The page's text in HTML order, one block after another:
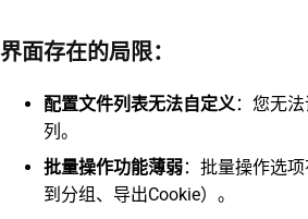
界面存在的局限：
配置文件列表无法自定义：您无
列。
批量操作功能薄弱：批量操作选
到分组、导出Cookie）。